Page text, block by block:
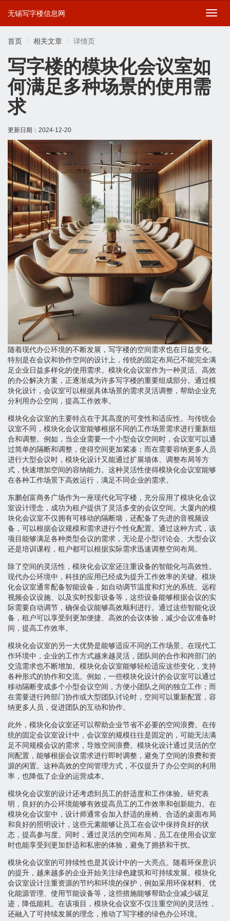
切
无锡写字楼信息网
首页 相关文章 详情页
写字楼的模块化会议室如
何满足多种场景的使用需
求
更新日期： 2024-12-20
随着现代办公环境的不断发展，写字楼的空间需求也在日益变化。
特别是在会议和协作空间的设计上，传统的固定布局已不能完全满
足企业日益多样化的使用需求。模块化会议室作为一种灵活、高效
的办公解决方案，正逐渐成为许多写字楼的重要组成部分。通过模
块化设计，会议室可以根据具体场景的需求灵活调整，帮助企业充
分利用办公空间，提高工作效率。
模块化会议室的主要特点在于其高度的可变性和适应性。与传统会
议室不同，模块化会议室能够根据不同的工作场景需求进行重新组
合和调整。例如，当企业需要一个小型会议空间时，会议室可以通
过简单的隔断和调整，使得空间更加紧凑；而在需要容纳更多人员
进行大型会议时，模块化设计又能通过扩展墙体、调整布局等方
式，快速增加空间的容纳能力。这种灵活性使得模块化会议室能够
在各种工作场景下高效运行，满足不同企业的需求。
东鹏创富商务广场作为一座现代化写字楼，充分应用了模块化会议
室设计理念，成功为租户提供了灵活多变的会议空间。大厦内的模
块化会议室不仅拥有可移动的隔断墙，还配备了先进的音视频设
备，可以根据会议规模和需求进行个性化配置。通过这种方式，该
项目能够满足各种类型会议的需求，无论是小型讨论会、大型会议
还是培训课程，租户都可以根据实际需求迅速调整空间布局。
除了空间的灵活性，模块化会议室还注重设备的智能化与高效性。
现代办公环境中，科技的应用已经成为提升工作效率的关键。模块
化会议室通常配备智能设备，如自动调节温度和灯光的系统、远程
视频会议设施、以及实时投影设备等，这些设备能够根据会议的实
际需要自动调节，确保会议能够高效顺利进行。通过这些智能化设
备，租户可以享受到更加便捷、高效的会议体验，减少会议准备时
间，提高工作效率。
模块化会议室的另一大优势是能够适应不同的工作场景。在现代工
作环境中，企业的工作方式越来越灵活，团队间的合作和跨部门的
交流需求也不断增加。模块化会议室能够轻松适应这些变化，支持
各种形式的协作和交流。例如，一些模块化设计的会议室可以通过
移动隔断变成多个小型会议空间，方便小团队之间的独立工作；而
在需要进行跨部门协作或大型团队讨论时，空间可以重新配置，容
纳更多人员，促进团队的互动和协作。
此外，模块化会议室还可以帮助企业节省不必要的空间浪费。在传
统的固定会议室设计中，会议室的规模往往是固定的，可能无法满
足不同规模会议的需求，导致空间浪费。模块化设计通过灵活的空
间配置，能够根据会议需求进行即时调整，避免了空间的浪费和资
源的闲置。这种高效的空间管理方式，不仅提升了办公空间的利用
率，也降低了企业的运营成本。
模块化会议室的设计还考虑到员工的舒适度和工作体验。研究表
明，良好的办公环境能够有效提高员工的工作效率和创新能力。在
模块化会议室中，设计师通常会加入舒适的座椅、合适的桌面布局
和良好的照明设计，这些元素能够让员工在会议中保持良好的状
态，提高参与度。同时，通过灵活的空间布局，员工在使用会议室
时也能享受到更加舒适和私密的体验，避免了拥挤和干扰。
模块化会议室的可持续性也是其设计中的一大亮点。随着环保意识
的提升，越来越多的企业开始关注绿色建筑和可持续发展。模块化
会议室设计注重资源的节约和环境的保护，例如采用环保材料、优
化能源管理、使用节能设备等，这些措施能够帮助企业减少碳足
迹，降低能耗。在该项目，模块化会议室不仅注重空间的灵活性，
还融入了可持续发展的理念，推动了写字楼的绿色办公环境。